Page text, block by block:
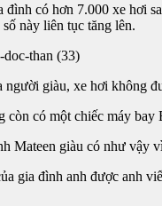
đình có hơn 7.000 xe hơi
này liên tục tăng lên.
người giàu, xe hơi không
còn có một chiếc máy
Mateen giàu có như vậy
gia đình anh được anh